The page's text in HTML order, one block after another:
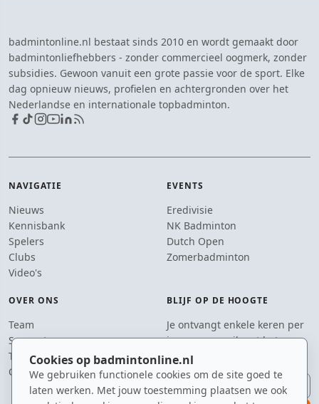
Cookies op badmintonline.nl
We gebruiken functionele cookies om de site goed te
laten werken. Met jouw toestemming plaatsen we ook
badmintonline.nl bestaat sinds 2010 en wordt gemaakt door
badmintonliefhebbers - zonder commercieel oogmerk, zonder
subsidies. Gewoon vanuit een grote passie voor de sport. Elke
dag opnieuw nieuws, profielen en achtergronden over het
Nederlandse en internationale topbadminton.
NAVIGATIE
Nieuws
Kennisbank
Spelers
Clubs
Video's
EVENTS
Eredivisie
NK Badminton
Dutch Open
Zomerbadminton
OVER ONS
Team
Supporters
Tip de redactie
Contact
BLIJF OP DE HOOGTE
Je ontvangt enkele keren per
jaar een e-mail met het
laatste badmintonnieuws.
E-mailadres